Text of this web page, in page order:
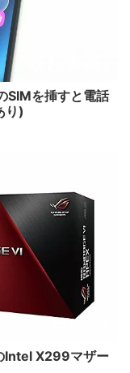
を挿すと電話
り)
2017/11/8
Intel X299マザー